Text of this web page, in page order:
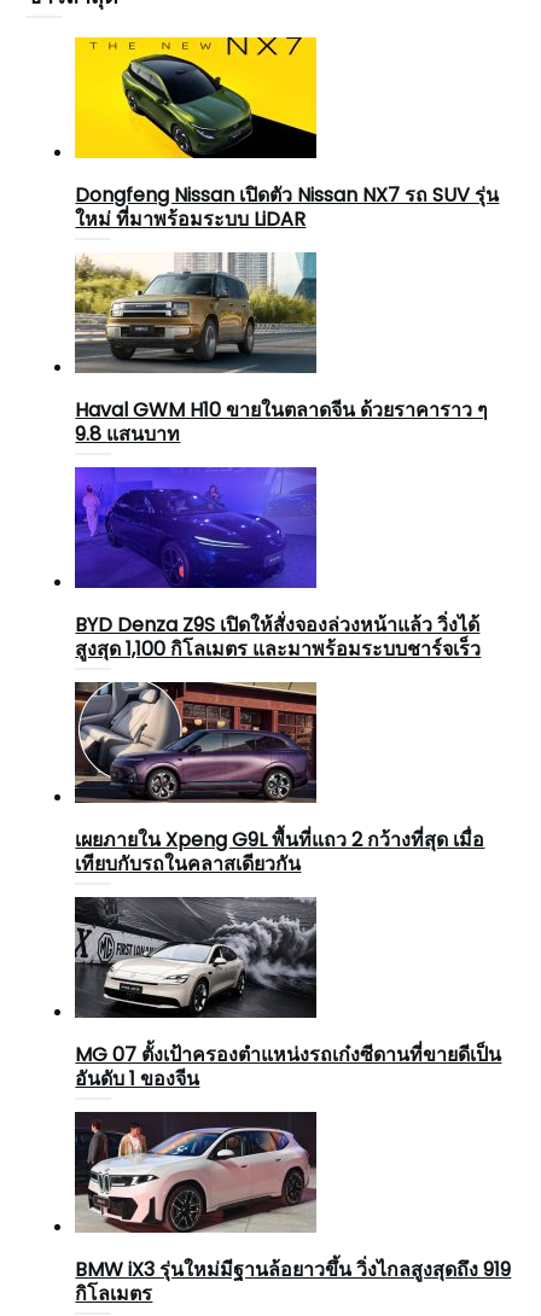
Dongfeng Nissan เปิดตัว Nissan NX7 รถ SUV รุ่น
ใหม่ ที่มาพร้อมระบบ LiDAR
Haval GWM H10 ขายในตลาดจีน ด้วยราคาราว ๆ
9.8 แสนบาท
BYD Denza Z9S เปิดให้สั่งจองล่วงหน้าแล้ว วิ่งได้
สูงสุด 1,100 กิโลเมตร และมาพร้อมระบบชาร์จเร็ว
เผยภายใน Xpeng G9L พื้นที่แถว 2 กว้างที่สุด เมื่อ
เทียบกับรถในคลาสเดียวกัน
MG 07 ตั้งเป้าครองตำแหน่งรถเก๋งซีดานที่ขายดีเป็น
อันดับ 1 ของจีน
BMW iX3 รุ่นใหม่มีฐานล้อยาวขึ้น วิ่งไกลสูงสุดถึง 919
กิโลเมตร